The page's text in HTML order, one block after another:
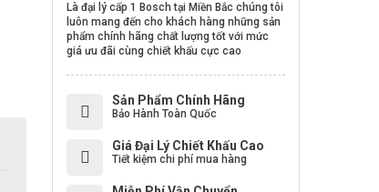
Là đại lý cấp 1 Bosch tại Miền Bắc chúng tôi
luôn mang đến cho khách hàng những sản
phẩm chính hãng chất lượng tốt với mức
giá ưu đãi cùng chiết khấu cực cao
Sản Phẩm Chính Hãng
Bảo Hành Toàn Quốc
Giá Đại Lý Chiết Khấu Cao
Tiết kiệm chi phí mua hàng